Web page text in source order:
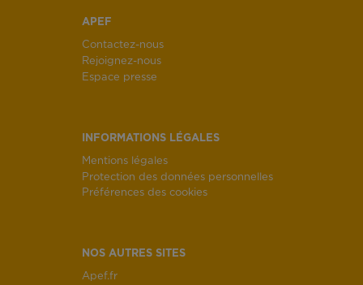
APEF
Contactez-nous
Rejoignez-nous
Espace presse
INFORMATIONS LÉGALES
Mentions légales
Protection des données personnelles
Préférences des cookies
NOS AUTRES SITES
Apef.fr